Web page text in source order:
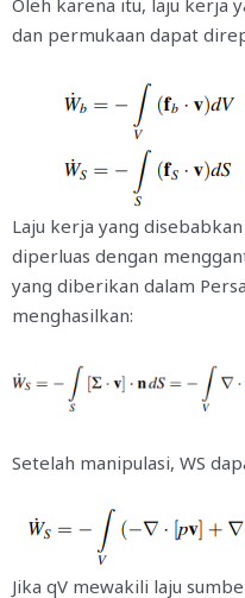
Oleh karena itu, laju kerja
dan permukaan dapat
Laju kerja yang
diperluas dengan
yang diberikan dalam
menghasilkan:
Setelah manipulasi, WS
Jika qV mewakili laju